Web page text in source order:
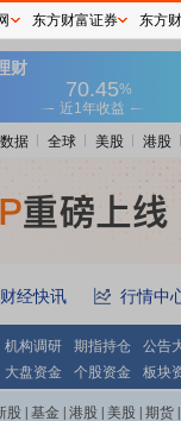
数据 全球 美股 港股
经快讯 行情中
机构调研 期指持仓
公告
大盘资金 个股资金 板块
股 基金 港股 美股 期货
东方财富证券 东方